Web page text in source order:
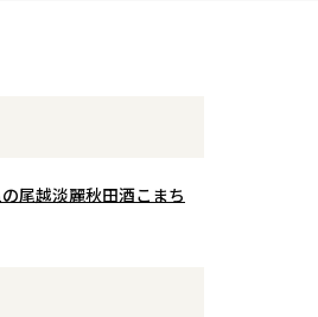
尾越淡麗秋田酒こまち